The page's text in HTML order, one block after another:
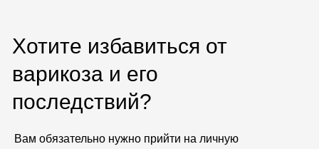
Хотите избавиться от
варикоза и его
последствий?
Вам обязательно нужно прийти на личную